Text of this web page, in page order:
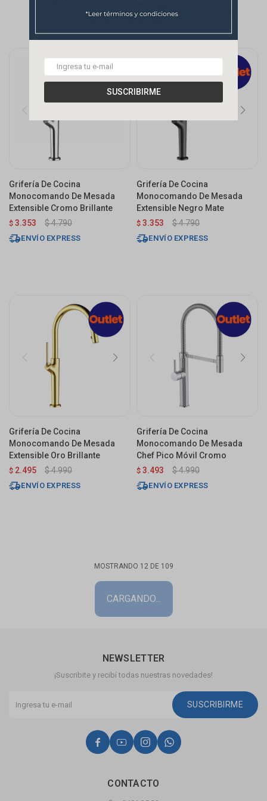
SUSCRIBIRME
Grifería De Cocina
Monocomando De Mesada
Extensible Cromo Brillante
$ 3.353 $4.790
ENVÍO EXPRESS
Grifería De Cocina
Monocomando De Mesada
Extensible Negro Mate
$ 3.353 $4.790
ENVÍO EXPRESS
Grifería De Cocina
Monocomando De Mesada
Extensible Oro Brillante
$ 2.495 $4.990
ENVÍO EXPRESS
Grifería De Cocina
Monocomando De Mesada
Chef Pico Móvil Cromo
$ 3.493 $4.990
ENVÍO EXPRESS
MOSTRANDO 12DE 109
CONTACTO
NEWSLETTER
¡Suscribite y recibí todas nuestras novedades!
SUSCRIBIRME
   